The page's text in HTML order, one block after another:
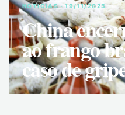
NOTíCIAS · 19/11/2025
China
ao frango
caso de